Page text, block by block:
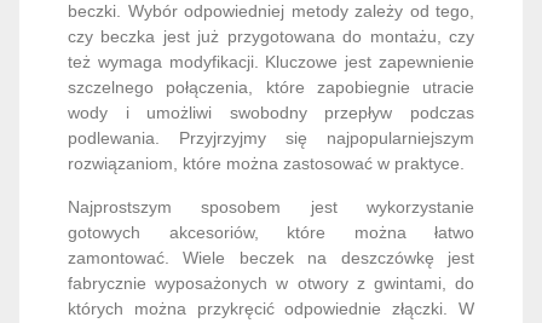
beczki. Wybór odpowiedniej metody zależy od tego,
czy beczka jest już przygotowana do montażu, czy
też wymaga modyfikacji. Kluczowe jest zapewnienie
szczelnego połączenia, które zapobiegnie utracie
wody i umożliwi swobodny przepływ podczas
podlewania. Przyjrzyjmy się najpopularniejszym
rozwiązaniom, które można zastosować w praktyce.
Najprostszym sposobem jest wykorzystanie
gotowych akcesoriów, które można łatwo
zamontować. Wiele beczek na deszczówkę jest
fabrycznie wyposażonych w otwory z gwintami, do
których można przykręcić odpowiednie złączki. W